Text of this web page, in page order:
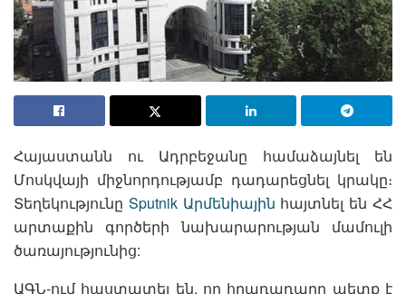
Հայաստանն ու Ադրբեջանը համաձայնել են
Մոսկվայի միջնորդությամբ դադարեցնել կրակը։
Տեղեկությունը Sputnik Արմենիային հայտնել են ՀՀ
արտաքին գործերի նախարարության մամուլի
ծառայությունից:
ԱԳՆ-ում հաստատել են, որ հրադադարը պետք է